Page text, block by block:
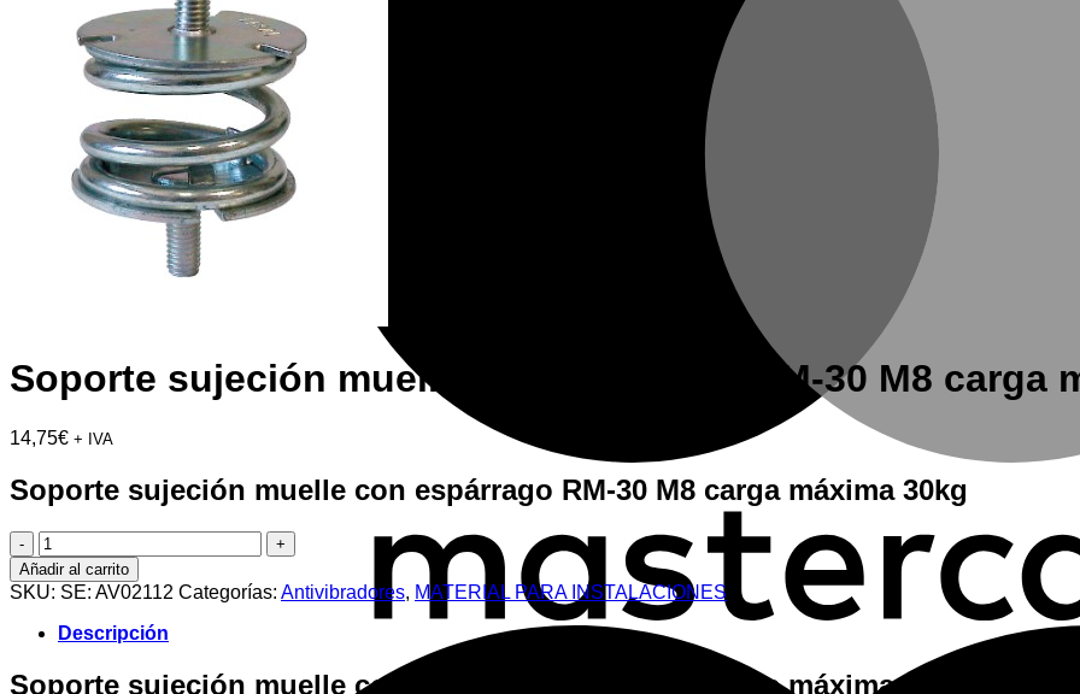
Soporte sujeción muelle con espárrago RM-30 M8 carga
14,75€ + IVA
Soporte sujeción muelle con espárrago RM-30 M8 carga máxima 30kg
Soporte
sujeción
muelle
con
espárrago
RM-
Añadir al carrito
SKU: SE: AV02112 Categorías: Antivibradores, MATERIAL PARA INSTALACIONES
Descripción
Soporte sujeción muelle con espárrago RM-30 M8 carga máxima 30kg